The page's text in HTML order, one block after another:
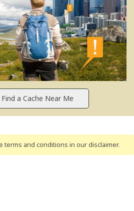
terms and conditions in our disclaimer.